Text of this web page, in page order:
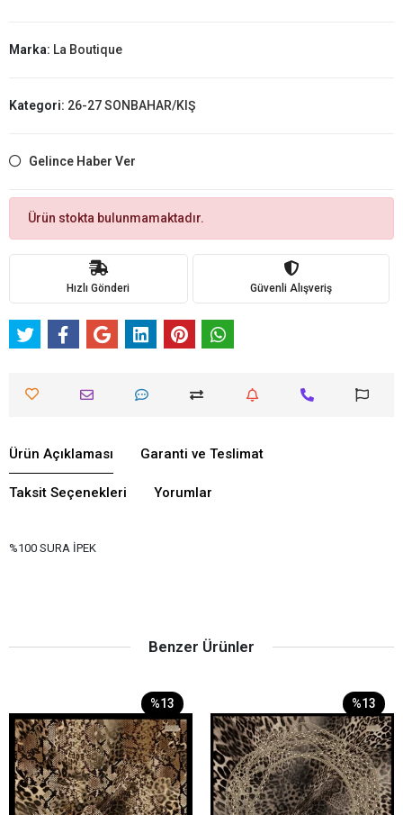
Marka: La Boutique
Kategori: 26-27 SONBAHAR/KIŞ
Gelince Haber Ver
Ürün stokta bulunmamaktadır.
Hızlı Gönderi Güvenli Alışveriş
Ürün Açıklaması Garanti ve Teslimat
Taksit Seçenekleri Yorumlar
%100 SURA İPEK
Benzer Ürünler
%13 %13